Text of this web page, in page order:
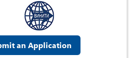
an Application